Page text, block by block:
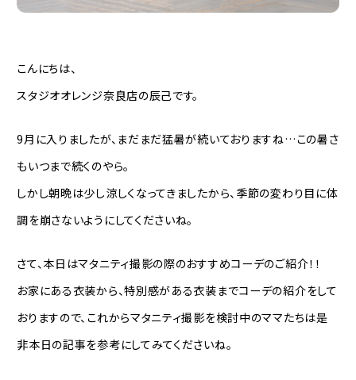
こんにちは、
スタジオオレンジ奈良店の辰己です。
9月に入りましたが、まだまだ猛暑が続いておりますね…この暑さ
もいつまで続くのやら。
しかし朝晩は少し涼しくなってきましたから、季節の変わり目に体
調を崩さないようにしてくださいね。
さて、本日はマタニティ撮影の際のおすすめコーデのご紹介！！
お家にある衣装から、特別感がある衣装までコーデの紹介をして
おりますので、これからマタニティ撮影を検討中のママたちは是
非本日の記事を参考にしてみてくださいね。